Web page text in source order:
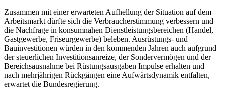
Zusammen mit einer erwarteten Aufhellung der Situation auf dem
Arbeitsmarkt dürfte sich die Verbraucherstimmung verbessern und
die Nachfrage in konsumnahen Dienstleistungsbereichen (Handel,
Gastgewerbe, Friseurgewerbe) beleben. Ausrüstungs- und
Bauinvestitionen würden in den kommenden Jahren auch aufgrund
der steuerlichen Investitionsanreize, der Sondervermögen und der
Bereichsausnahme bei Rüstungsausgaben Impulse erhalten und
nach mehrjährigen Rückgängen eine Aufwärtsdynamik entfalten,
erwartet die Bundesregierung.